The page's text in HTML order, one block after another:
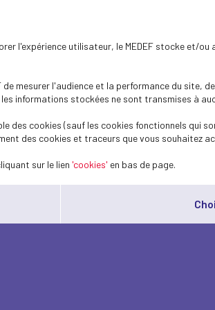
l'expérience utilisateur, le MEDEF stocke
mesurer l'audience et la performance du
informations stockées ne sont transmises à
des cookies (sauf les cookies fonctionnels
des cookies et traceurs que vous souhaitez
sur le lien 'cookies' en bas de page.